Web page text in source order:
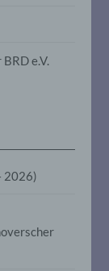
e.V.
2026)
Daten
und
die
einer
werden.